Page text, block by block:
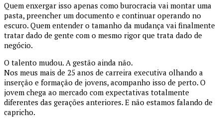
Quem enxergar isso apenas como burocracia vai montar uma
pasta, preencher um documento e continuar operando no
escuro. Quem entender o tamanho da mudança vai finalmente
tratar dado de gente com o mesmo rigor que trata dado de
negócio.
O talento mudou. A gestão ainda não.
Nos meus mais de 25 anos de carreira executiva olhando a
inserção e formação de jovens, acompanho isso de perto. O
jovem chega ao mercado com expectativas totalmente
diferentes das gerações anteriores. E não estamos falando de
capricho.